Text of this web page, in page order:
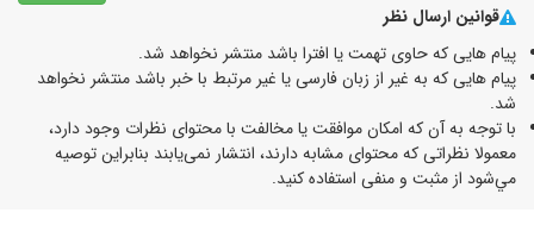
قوانین ارسال نظر
پیام هایی که حاوی تهمت یا افترا باشد منتشر نخواهد شد.
پیام هایی که به غیر از زبان فارسی یا غیر مرتبط با خبر باشد منتشر نخواهد
شد.
با توجه به آن که امکان موافقت یا مخالفت با محتوای نظرات وجود دارد،
معمولا نظراتی که محتوای مشابه دارند، انتشار نمی‌یابند بنابراین توصيه
مي‌شود از مثبت و منفی استفاده کنید.